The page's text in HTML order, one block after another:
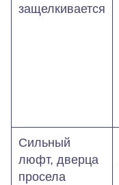
защелкивается
Сильный
люфт, дверца
просела